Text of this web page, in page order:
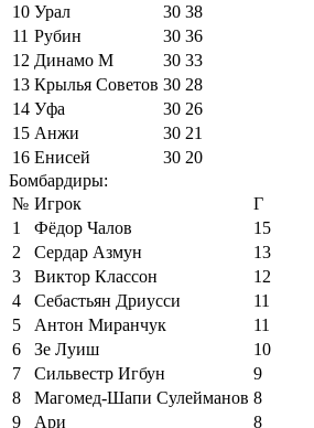
10 Урал 30 38
11 Рубин 30 36
12 Динамо М 30 33
13 Крылья Советов 30 28
14 Уфа 30 26
15 Анжи 30 21
16 Енисей 30 20
Бомбардиры:
№ Игрок
Г
1
Фёдор Чалов
15
2
Сердар Азмун
13
3
Виктор Классон
12
4
Себастьян Дриусси
11
5
Антон Миранчук
11
6
Зе Луиш
10
7
Сильвестр Игбун
9
8
Магомед-Шапи Сулейманов 8
9
Ари
8